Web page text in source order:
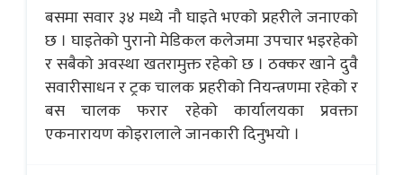
बसमा सवार ३४ मध्ये नौ घाइते भएको प्रहरीले जनाएको
छ । घाइतेको पुरानो मेडिकल कलेजमा उपचार भइरहेको
र सबैको अवस्था खतरामुक्त रहेको छ । ठक्कर खाने दुवै
सवारीसाधन र ट्रक चालक प्रहरीको नियन्त्रणमा रहेको र
बस चालक फरार रहेको कार्यालयका प्रवक्ता
एकनारायण कोइरालाले जानकारी दिनुभयो ।